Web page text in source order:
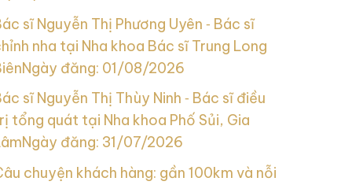
sĩ Nguyễn Thị Phương Uyên ‑ Bác sĩ
nha tại Nha khoa Bác sĩ Trung Long
Ngày đăng: 01/08/2026
sĩ Nguyễn Thị Thùy Ninh ‑ Bác sĩ điều
tổng quát tại Nha khoa Phố Sủi, Gia
Ngày đăng: 31/07/2026
chuyện khách hàng: gần 100km và nỗi